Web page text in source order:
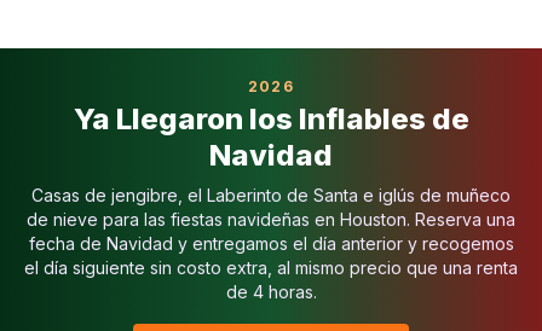
Cumpleaños en el Patio : Familias en
Carnavales Escolares: Los campus de HISD, Katy
Festivales de Iglesia: Congregaciones en
Eventos Comunitarios: En parques como
Vertical Rush Rockwall— sube, corre y deslízate
Extreme Corn Maze— aventura de laberinto
Obstáculo Star Wars de 50 pies— desafío dual de
Curso de Obstáculos Liga de la Justicia
2026
Ya Llegaron los Inflables de
Navidad
Casas de jengibre, el Laberinto de Santa e iglús de muñeco
de nieve para las fiestas navideñas en Houston. Reserva una
fecha de Navidad y entregamos el día anterior y recogemos
el día siguiente sin costo extra, al mismo precio que una renta
de 4 horas.